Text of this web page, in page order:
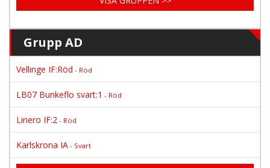
Grupp AD
Vellinge IF:Röd - Röd
LB07 Bunkeflo svart:1 - Röd
Linero IF:2 - Röd
Karlskrona IA - Svart